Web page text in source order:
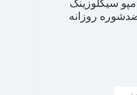
سیکلوزینک
روزانه